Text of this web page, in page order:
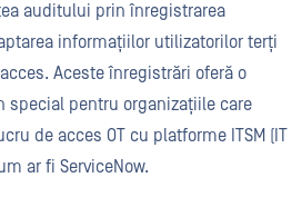
auditului prin înregistrarea
informațiilor utilizatorilor terți
Aceste înregistrări oferă o
special pentru organizațiile care
de acces OT cu platforme ITSM (IT
ar fi ServiceNow.